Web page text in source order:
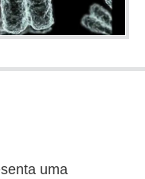
uma